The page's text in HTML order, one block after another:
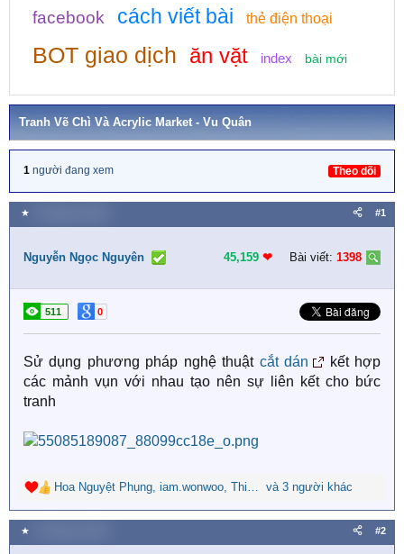
facebook cách viết bài thẻ điện thoại
BOT giao dịch ăn vặt index bài mới
Tranh Vẽ Chì Và Acrylic Market - Vu Quân
1 người đang xem Theo dõi
★ #1
Nguyễn Ngọc Nguyên 45,159 ❤︎ Bài viết: 1398
511 0
Sử dụng phương pháp nghệ thuật cắt dán
kết hợp
các mảnh vụn với nhau tạo nên sự liên kết cho bức
tranh
R
e
a
c
Hoa Nguyệt Phụng, iam.wonwoo, Thiên Túc và 3 người khác
★ #2